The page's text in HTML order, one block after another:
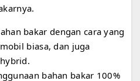
bakar dengan cara yang
biasa, dan juga
bahan bakar 100%